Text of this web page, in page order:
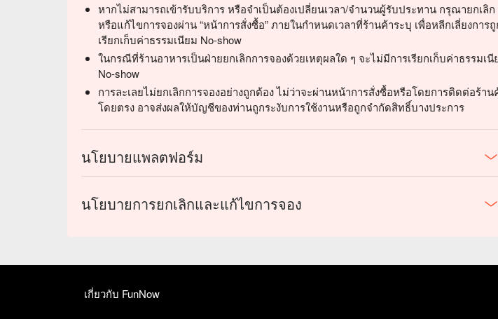
หากไม่สามารถเข้ารับบริการ หรือจำเป็นต้องเปลี่ยนเวลา/จำนวนผู้รับประทาน กรุณายกเลิก
หรือแก้ไขการจองผ่าน “หน้าการสั่งซื้อ” ภายในกำหนดเวลาที่ร้านค้าระบุ เพื่อหลีกเลี่ยงการถู
เรียกเก็บค่าธรรมเนียม No-show
ในกรณีที่ร้านอาหารเป็นฝ่ายยกเลิกการจองด้วยเหตุผลใด ๆ จะไม่มีการเรียกเก็บค่าธรรมเนี
No-show
การละเลยไม่ยกเลิกการจองอย่างถูกต้อง ไม่ว่าจะผ่านหน้าการสั่งซื้อหรือโดยการติดต่อร้าน
โดยตรง อาจส่งผลให้บัญชีของท่านถูกระงับการใช้งานหรือถูกจำกัดสิทธิ์บางประการ
นโยบายแพลตฟอร์ม
นโยบายการยกเลิกและแก้ไขการจอง
เกี่ยวกับ FunNow